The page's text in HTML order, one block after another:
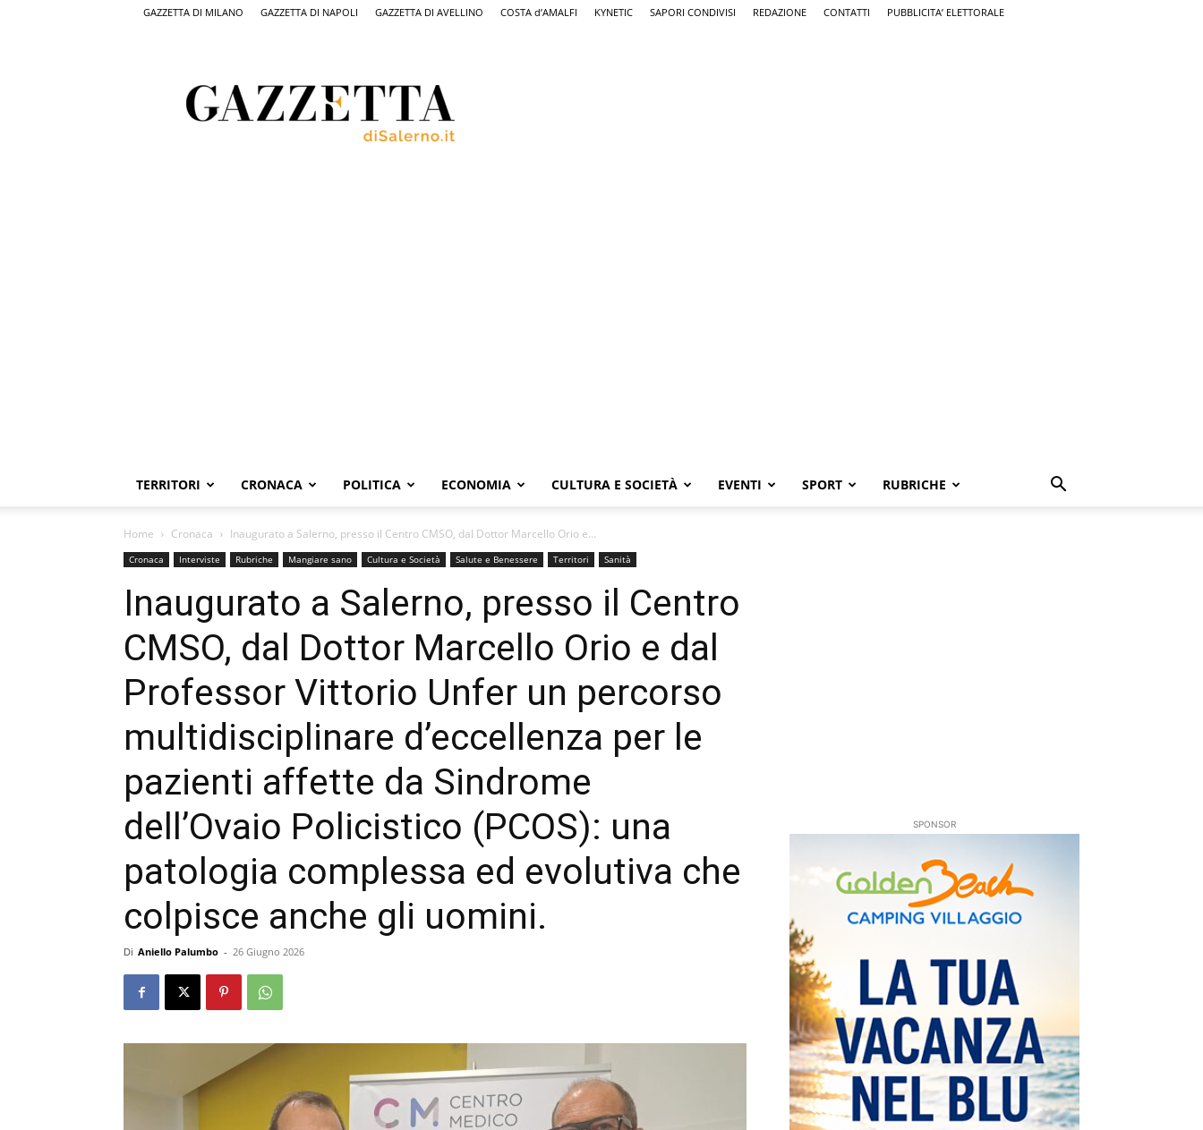
GAZZETTA DI MILANO GAZZETTA DI NAPOLI GAZZETTA DI AVELLINO COSTA d’AMALFI KYNETIC SAPORI CONDIVISI REDAZIONE CONTATTI PUBBLICITA’ ELETTORALE
Salerno,
il
quotidiano
TERRITORI CRONACA POLITICA ECONOMIA CULTURA E SOCIETÀ EVENTI SPORT RUBRICHE
Home Cronaca Inaugurato a Salerno, presso il Centro CMSO, dal Dottor Marcello Orio e...
Cronaca Interviste Rubriche Mangiare sano Cultura e Società Salute e Benessere Territori Sanità
Inaugurato a Salerno, presso il Centro
CMSO, dal Dottor Marcello Orio e dal
Professor Vittorio Unfer un percorso
multidisciplinare d’eccellenza per le
pazienti affette da Sindrome
dell’Ovaio Policistico (PCOS): una
patologia complessa ed evolutiva che
colpisce anche gli uomini.
Di Aniello Palumbo - 26 Giugno 2026
SPONSOR